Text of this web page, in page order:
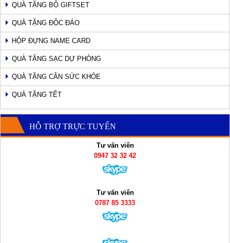
QUÀ TẶNG BỘ GIFTSET
QUÀ TẶNG ĐỘC ĐÁO
HỘP ĐỰNG NAME CARD
QUÀ TẶNG SẠC DỰ PHÒNG
QUÀ TẶNG CÂN SỨC KHỎE
QUÀ TẶNG TẾT
HỖ TRỢ TRỰC TUYẾN
Tư vấn viên
0947 32 32 42
Tư vấn viên
0787 85 3333